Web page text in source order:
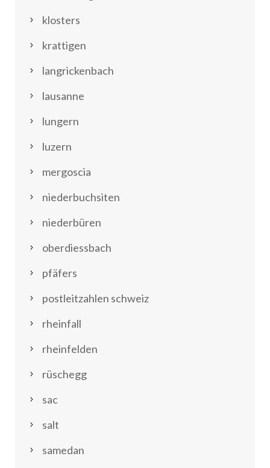
klosters
krattigen
langrickenbach
lausanne
lungern
luzern
mergoscia
niederbuchsiten
niederbüren
oberdiessbach
pfäfers
postleitzahlen schweiz
rheinfall
rheinfelden
rüschegg
sac
salt
samedan